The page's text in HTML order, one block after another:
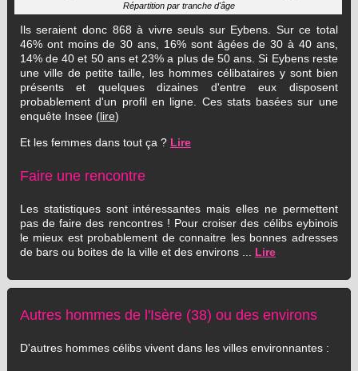
Répartition par tranche d'âge
Ils seraient donc 868 à vivre seuls sur Eybens. Sur ce total
46% ont moins de 30 ans, 16% sont âgées de 30 à 40 ans,
14% de 40 et 50 ans et 23% a plus de 50 ans. Si Eybens reste
une ville de petite taille, les hommes célibataires y sont bien
présents et quelques dizaines d'entre eux disposent
probablement d'un profil en ligne. Ces stats basées sur une
enquête Insee (lire)
Et les femmes dans tout ça ? Lire
Faire une rencontre
Les statistiques sont intéressantes mais elles ne permettent
pas de faire des rencontres ! Pour croiser des célibs eybinois
le mieux est probablement de connaitre les bonnes adresses
de bars ou boites de la ville et des environs ... Lire
Autres hommes de l'Isère (38) ou des environs
D'autres hommes célibs vivent dans les villes environnantes :